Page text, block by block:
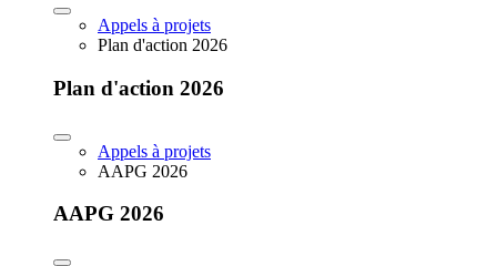
Appels à projets
Plan d'action 2026
Plan d'action 2026
Appels à projets
AAPG 2026
AAPG 2026